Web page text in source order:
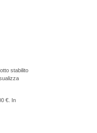
stabilito
€. In